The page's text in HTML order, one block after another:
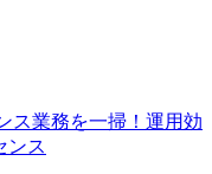
ス業務を一掃！運用効
ンス